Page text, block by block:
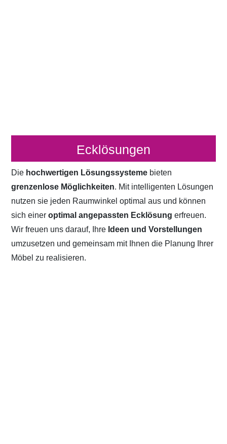
Ecklösungen
Die hochwertigen Lösungssysteme bieten
grenzenlose Möglichkeiten. Mit intelligenten Lösungen
nutzen sie jeden Raumwinkel optimal aus und können
sich eineroptimal angepassten Ecklösung erfreuen.
Wir freuen uns darauf, Ihre Ideen und Vorstellungen
umzusetzen und gemeinsam mit Ihnen die Planung Ihrer
Möbel zu realisieren.